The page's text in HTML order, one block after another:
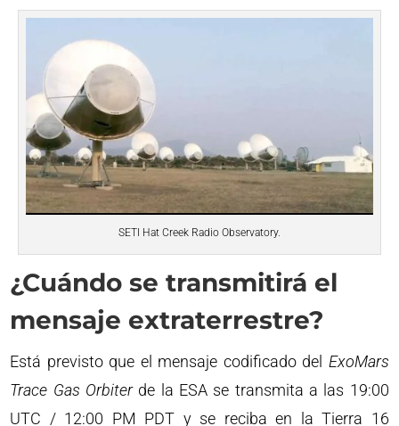
SETI Hat Creek Radio Observatory.
¿Cuándo se transmitirá el
mensaje extraterrestre?
Está previsto que el mensaje codificado del ExoMars
Trace Gas Orbiterde la ESA se transmita a las 19:00
UTC / 12:00 PM PDT y se reciba en la Tierra 16